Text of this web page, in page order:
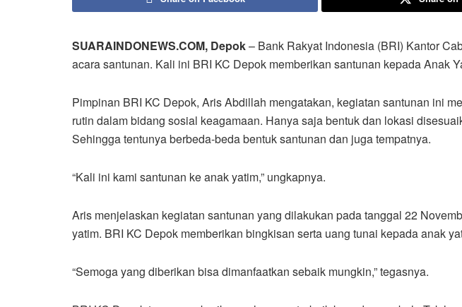
SUARAINDONEWS.COM, Depok– Bank Rakyat Indonesia (BRI) Kantor
acara santunan. Kali ini BRI KC Depok memberikan santunan kepada Anak
Pimpinan BRI KC Depok, Aris Abdillah mengatakan, kegiatan santunan ini
rutin dalam bidang sosial keagamaan. Hanya saja bentuk dan lokasi
Sehingga tentunya berbeda-beda bentuk santunan dan juga tempatnya.
“Kali ini kami santunan ke anak yatim,” ungkapnya.
Aris menjelaskan kegiatan santunan yang dilakukan pada tanggal 22
yatim. BRI KC Depok memberikan bingkisan serta uang tunai kepada anak
“Semoga yang diberikan bisa dimanfaatkan sebaik mungkin,” tegasnya.